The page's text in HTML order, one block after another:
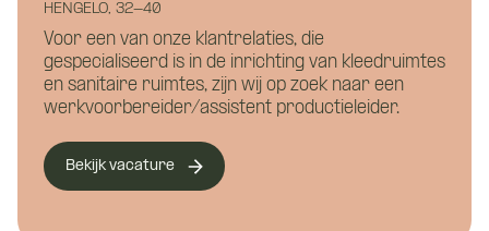
HENGELO, 32-40
Voor een van onze klantrelaties, die
gespecialiseerd is in de inrichting van kleedruimtes
en sanitaire ruimtes, zijn wij op zoek naar een
werkvoorbereider/assistent productieleider.
Bekijk vacature